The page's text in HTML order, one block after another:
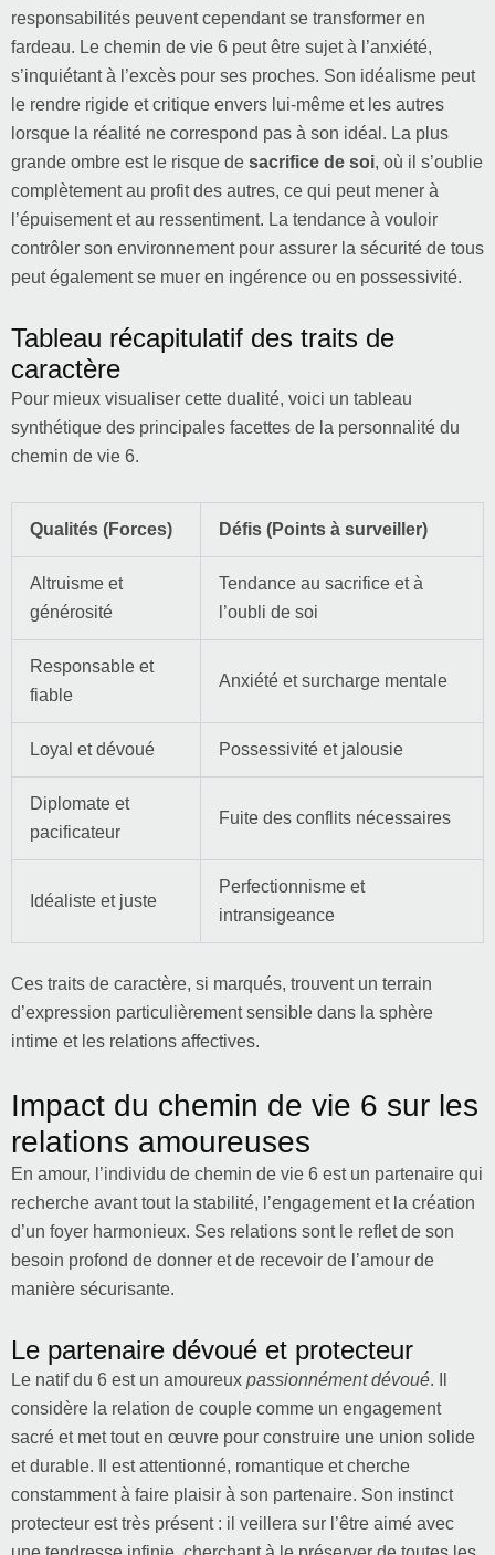
responsabilités peuvent cependant se transformer en
fardeau. Le chemin de vie 6 peut être sujet à l’anxiété,
s’inquiétant à l’excès pour ses proches. Son idéalisme peut
le rendre rigide et critique envers lui-même et les autres
lorsque la réalité ne correspond pas à son idéal. La plus
grande ombre est le risque de sacrifice de soi, où il s’oublie
complètement au profit des autres, ce qui peut mener à
l’épuisement et au ressentiment. La tendance à vouloir
contrôler son environnement pour assurer la sécurité de tous
peut également se muer en ingérence ou en possessivité.
Tableau récapitulatif des traits de
caractère
Pour mieux visualiser cette dualité, voici un tableau
synthétique des principales facettes de la personnalité du
chemin de vie 6.
Qualités (Forces) Défis (Points à surveiller)
Altruisme et
générosité
Tendance au sacrifice et à
l’oubli de soi
Responsable et
fiable
Anxiété et surcharge mentale
Loyal et dévoué Possessivité et jalousie
Diplomate et
pacificateur
Fuite des conflits nécessaires
Idéaliste et juste
Perfectionnisme et
intransigeance
Ces traits de caractère, si marqués, trouvent un terrain
d’expression particulièrement sensible dans la sphère
intime et les relations affectives.
Impact du chemin de vie 6 sur les
relations amoureuses
En amour, l’individu de chemin de vie 6 est un partenaire qui
recherche avant tout la stabilité, l’engagement et la création
d’un foyer harmonieux. Ses relations sont le reflet de son
besoin profond de donner et de recevoir de l’amour de
manière sécurisante.
Le partenaire dévoué et protecteur
Le natif du 6 est un amoureux passionnément dévoué. Il
considère la relation de couple comme un engagement
sacré et met tout en œuvre pour construire une union solide
et durable. Il est attentionné, romantique et cherche
constamment à faire plaisir à son partenaire. Son instinct
protecteur est très présent : il veillera sur l’être aimé avec